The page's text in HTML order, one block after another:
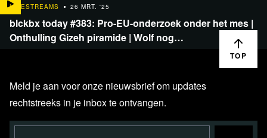
LIVESTREAMS 26 MRT. '25
blckbx today #383: Pro-EU-onderzoek onder het mes |
Onthulling Gizeh piramide | Wolf nog…
TOP
Meld je aan voor onze nieuwsbrief om updates
rechtstreeks in je inbox te ontvangen.